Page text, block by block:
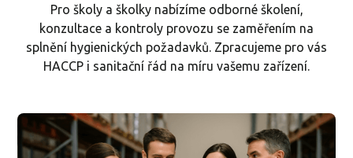
Pro školy a školky nabízíme odborné školení,
konzultace a kontroly provozu se zaměřením na
splnění hygienických požadavků. Zpracujeme pro vás
HACCP i sanitační řád na míru vašemu zařízení.